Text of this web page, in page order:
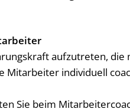
aufzutreten,
Mitarbeiter individuell
Sie beim